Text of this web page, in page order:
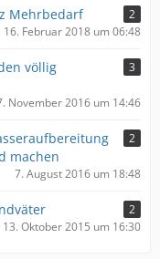
Mehrbedarf
2
16. Februar 2018 um 06:48
völlig
3
November 2016 um 14:46
machen
2
7. August 2016 um 18:48
2
13. Oktober 2015 um 16:30